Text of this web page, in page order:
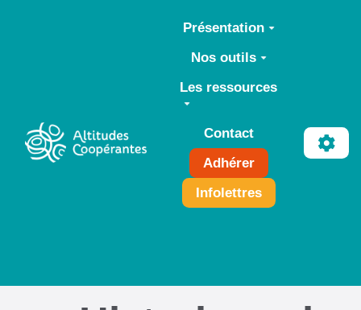
Aller au contenu principal
Présentation
Nos outils
Les ressources
Contact
Adhérer
Infolettres